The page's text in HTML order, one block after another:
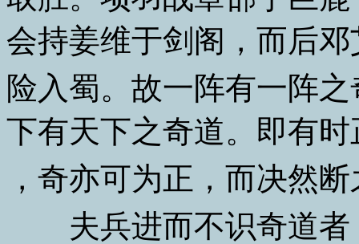
会持姜维于剑阁，而后
险入蜀。故一阵有一阵
下有天下之奇道。即有
，奇亦可为正，而决然
夫兵进而不识奇道者